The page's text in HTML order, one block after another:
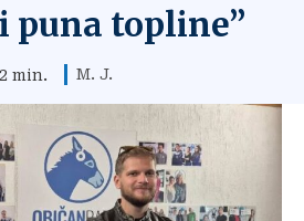
puna topline”
2 min. M. J.